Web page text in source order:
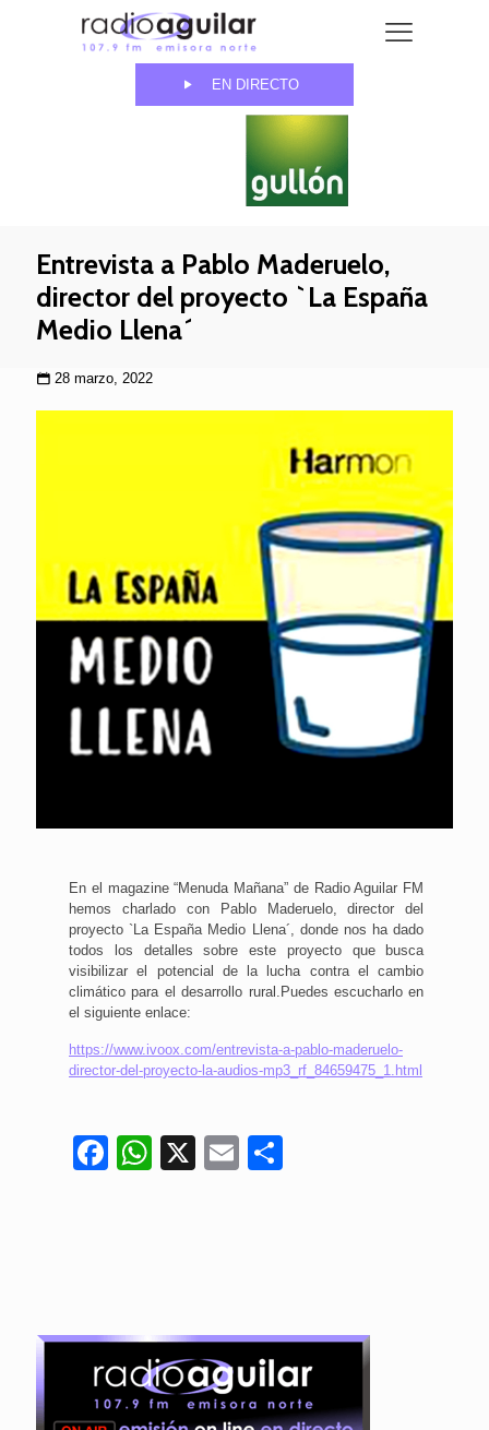
EN DIRECTO
Entrevista a Pablo Maderuelo,
director del proyecto `La España
Medio Llena´
28 marzo, 2022
En el magazine “Menuda Mañana” de Radio Aguilar FM
hemos charlado con Pablo Maderuelo, director del
proyecto `La España Medio Llena´, donde nos ha dado
todos los detalles sobre este proyecto que busca
visibilizar el potencial de la lucha contra el cambio
climático para el desarrollo rural. Puedes escucharlo en
el siguiente enlace:
https://www.ivoox.com/entrevista-a-pablo-maderuelo-
director-del-proyecto-la-audios-mp3_rf_84659475_1.html
Facebook
WhatsApp
X Email